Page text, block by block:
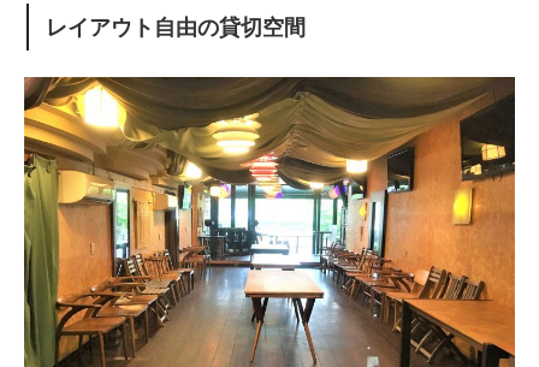
レイアウト自由の貸切空間